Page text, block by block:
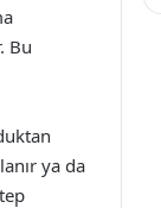
Bu
ya da